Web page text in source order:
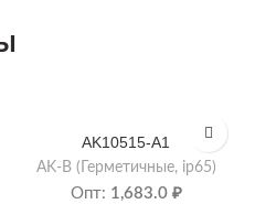
AK10515-A1
AK-B (Герметичные, ip65)
Опт: 1,683.0 ₽